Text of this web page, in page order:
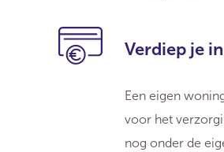
Verdiep je
Een eigen
voor het
nog onder de